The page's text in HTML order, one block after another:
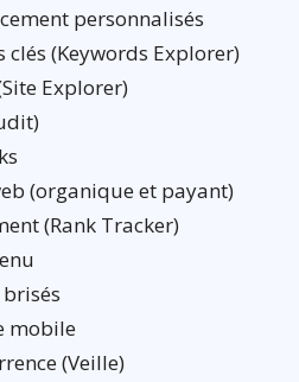
personnalisés
(Keywords Explorer)
Explorer)
(organique et payant)
(Rank Tracker)
mobile
(Veille)